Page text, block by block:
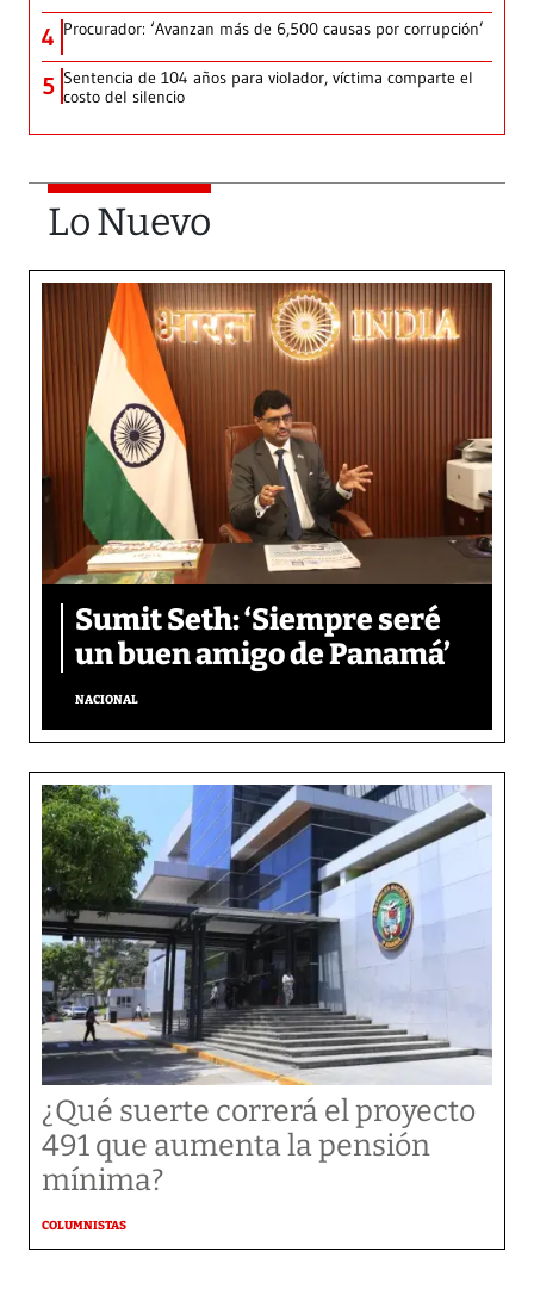
4 Procurador: ‘Avanzan más de 6,500 causas por corrupción’
5 Sentencia de 104 años para violador, víctima comparte el
costo del silencio
Lo Nuevo
Sumit Seth: ‘Siempre seré
un buen amigo de Panamá’
NACIONAL
¿Qué suerte correrá el proyecto
491 que aumenta la pensión
mínima?
COLUMNISTAS